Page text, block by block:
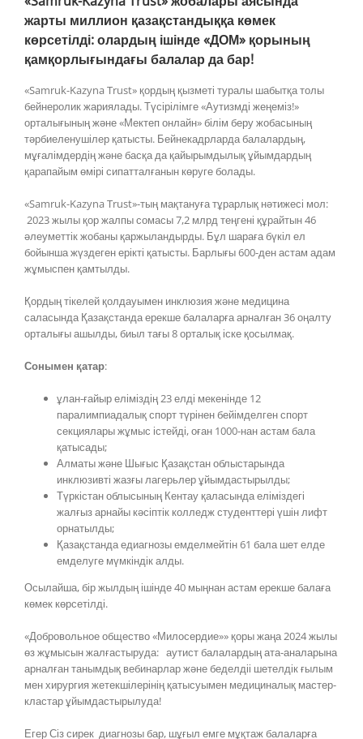
жарты миллион қазақстандыққа көмек
көрсетілді: олардың ішінде «ДОМ» қорының
қамқорлығындағы балалар да бар!
«Samruk-Kazyna Trust» қордың қызметі туралы шабытқа толы
бейнеролик жариялады. Түсірілімге «Аутизмді жеңеміз!»
орталығының және «Мектеп онлайн» білім беру жобасының
тәрбиеленушілер қатысты. Бейнекадрларда балалардың,
мұғалімдердің және басқа да қайырымдылық ұйымдардың
қарапайым өмірі сипатталғанын көруге болады.
«Samruk-Kazyna Trust»-тың мақтануға тұрарлық нәтижесі мол:
2023 жылы қор жалпы сомасы 7,2 млрд теңгені құрайтын 46
әлеуметтік жобаны қаржыландырды. Бұл шараға бүкіл ел
бойынша жүздеген ерікті қатысты. Барлығы 600-ден астам адам
жұмыспен қамтылды.
Қордың тікелей қолдауымен инклюзия және медицина
саласында Қазақстанда ерекше балаларға арналған 36 оңалту
орталығы ашылды, биыл тағы 8 орталық іске қосылмақ.
Сонымен қатар:
ұлан-ғайыр еліміздің 23 елді мекенінде 12
паралимпиадалық спорт түрінен бейімделген спорт
секциялары жұмыс істейді, оған 1000-нан астам бала
қатысады;
Алматы және Шығыс Қазақстан облыстарында
инклюзивті жазғы лагерьлер ұйымдастырылды;
Түркістан облысының Кентау қаласында еліміздегі
жалғыз арнайы кәсіптік колледж студенттері үшін лифт
орнатылды;
Қазақстанда едиагнозы емделмейтін 61 бала шет елде
емделуге мүмкіндік алды.
Осылайша, бір жылдың ішінде 40 мыңнан астам ерекше балаға
көмек көрсетілді.
«Добровольное общество «Милосердие»» қоры жаңа 2024 жылы
өз жұмысын жалғастыруда: аутист балалардың ата-аналарына
арналған танымдық вебинарлар және беделдіі шетелдік ғылым
мен хирургия жетекшілерінің қатысуымен медициналық мастер-
кластар ұйымдастырылуда!
Егер Сіз сирек диагнозы бар, шұғыл емге мұқтаж балаларға